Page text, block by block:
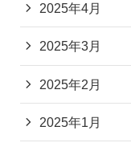
2025年4月
2025年3月
2025年2月
2025年1月